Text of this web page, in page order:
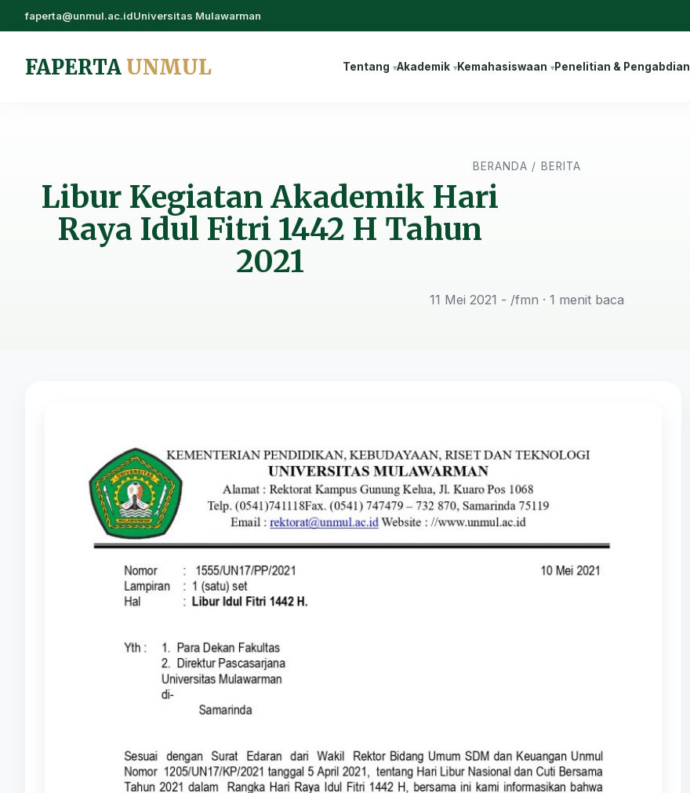
faperta@unmul.ac.idUniversitas Mulawarman
FAPERTA UNMUL Tentang Akademik Kemahasiswaan Penelitian & Pengabdian
BERANDA / BERITA
Libur Kegiatan Akademik Hari
Raya Idul Fitri 1442 H Tahun
2021
11 Mei 2021 - /fmn · 1 menit baca